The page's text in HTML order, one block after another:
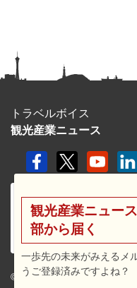
トラベルボイス
観光産業ニュース
© 2026 travel voice.
観光産業ニュー
部から届く
一歩先の未来がみえるメ
うご登録済みですよね？